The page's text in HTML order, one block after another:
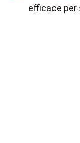
efficace per